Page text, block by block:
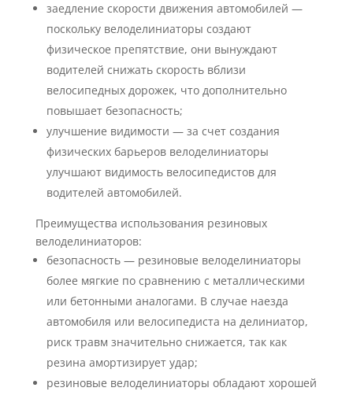
заедление скорости движения автомобилей —
поскольку велоделиниаторы создают
физическое препятствие, они вынуждают
водителей снижать скорость вблизи
велосипедных дорожек, что дополнительно
повышает безопасность;
улучшение видимости — за счет создания
физических барьеров велоделиниаторы
улучшают видимость велосипедистов для
водителей автомобилей.
Преимущества использования резиновых
велоделиниаторов:
безопасность — резиновые велоделиниаторы
более мягкие по сравнению с металлическими
или бетонными аналогами. В случае наезда
автомобиля или велосипедиста на делиниатор,
риск травм значительно снижается, так как
резина амортизирует удар;
резиновые велоделиниаторы обладают хорошей